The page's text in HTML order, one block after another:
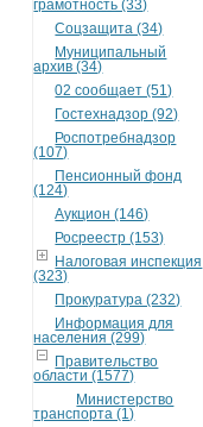
грамотность (33)
Соцзащита (34)
Муниципальный
архив (34)
02 сообщает (51)
Гостехнадзор (92)
Роспотребнадзор
(107)
Пенсионный фонд
(124)
Аукцион (146)
Росреестр (153)
Налоговая инспекция
(323)
Прокуратура (232)
Информация для
населения (299)
Правительство
области (1577)
Министерство
транспорта (1)